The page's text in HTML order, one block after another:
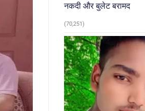
नकदी और बुलेट बरामद
(70,251)